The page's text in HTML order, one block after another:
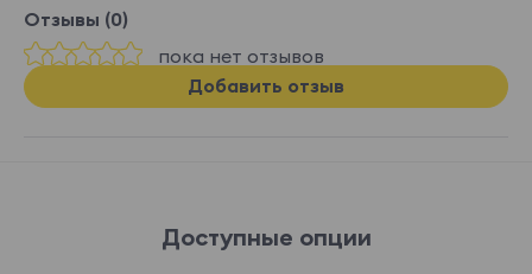
Отзывы (0)
пока нет отзывов
Добавить отзыв
Доступные опции